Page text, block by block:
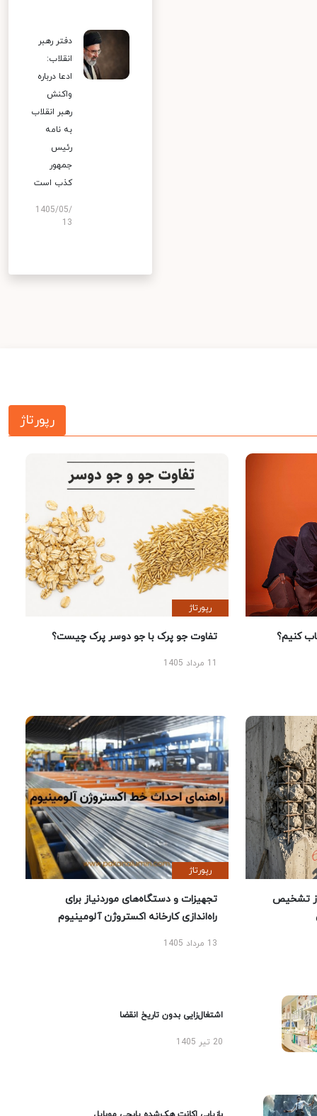
دفتر رهبر
انقلاب:
ادعا درباره
واکنش
رهبر انقلاب
به نامه
رئیس
جمهور
کذب است
1405/05/
13
رپورتاژ
کنیم؟
رپورتاژ
تفاوت جو پرک با جو دوسر پرک چیست؟
تشخیص
رپورتاژ
تجهیزات و دستگاه‌های موردنیاز برای
راه‌اندازی کارخانه اکستروژن آلومینیوم
13 مرداد 1405
اشتغال‌زایی بدون تاریخ انقضا
20 تیر 1405